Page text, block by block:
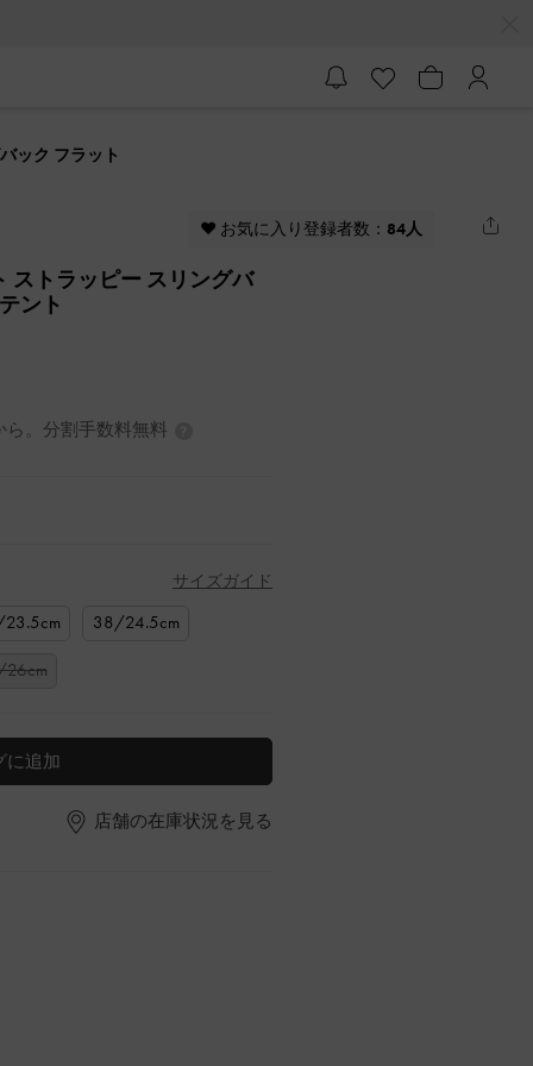
ック フラット
♥ お気に入り登録者数： 84人
ストラッピー スリングバ
ント
。分割手数料無料
サイズガイド
38/24.5cm
に追加
店舗の在庫状況を見る